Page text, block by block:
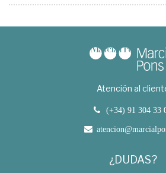
Atención al
(+34) 91 304 33
¿DUDAS?